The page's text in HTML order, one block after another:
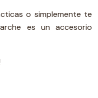
o simplemente te
es un accesorio